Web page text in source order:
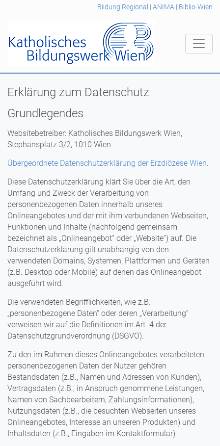
Bildung Regional | ANIMA | Biblio-Wien
Erklärung zum Datenschutz
Grundlegendes
Websitebetreiber: Katholisches Bildungswerk Wien,
Stephansplatz 3/2, 1010 Wien
Übergeordnete Datenschutzerklärung der Erzdiözese Wien.
Diese Datenschutzerklärung klärt Sie über die Art, den
Umfang und Zweck der Verarbeitung von
personenbezogenen Daten innerhalb unseres
Onlineangebotes und der mit ihm verbundenen Webseiten,
Funktionen und Inhalte (nachfolgend gemeinsam
bezeichnet als „Onlineangebot“ oder „Website“) auf. Die
Datenschutzerklärung gilt unabhängig von den
verwendeten Domains, Systemen, Plattformen und Geräten
(z.B. Desktop oder Mobile) auf denen das Onlineangebot
ausgeführt wird.
Die verwendeten Begrifflichkeiten, wie z.B.
„personenbezogene Daten“ oder deren „Verarbeitung“
verweisen wir auf die Definitionen im Art. 4 der
Datenschutzgrundverordnung (DSGVO).
Zu den im Rahmen dieses Onlineangebotes verarbeiteten
personenbezogenen Daten der Nutzer gehören
Bestandsdaten (z.B., Namen und Adressen von Kunden),
Vertragsdaten (z.B., in Anspruch genommene Leistungen,
Namen von Sachbearbeitern, Zahlungsinformationen),
Nutzungsdaten (z.B., die besuchten Webseiten unseres
Onlineangebotes, Interesse an unseren Produkten) und
Inhaltsdaten (z.B., Eingaben im Kontaktformular).